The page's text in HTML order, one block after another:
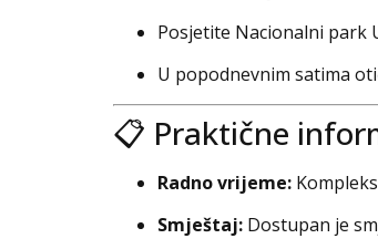
Posjetite Nacionalni park
U popodnevnim satima
📋 Praktične
Radno vrijeme:
Smještaj: Dostupan je